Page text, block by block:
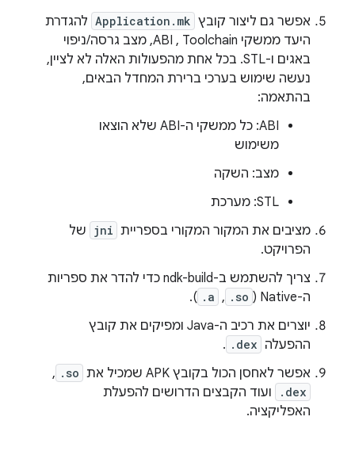
אפשר גם ליצור קובץ Application.mk להגדרת
היעד ממשקי ABI , Toolchain, מצב גרסה/ניפוי
באגים ו-STL. בכל אחת מהפעולות האלה לא לציין,
נעשה שימוש בערכי ברירת המחדל הבאים,
בהתאמה:
ABI: כל ממשקי ה-ABI שלא הוצאו
משימוש
מצב: השקה
STL: מערכת
מציבים את המקור המקורי בספריית jni של
הפרויקט.
צריך להשתמש ב-ndk-build כדי להדר את ספריות
ה-Native (
.so
,
.a
).
יוצרים את רכיב ה-Java ומפיקים את קובץ
ההפעלה .dex
.
אפשר לאחסן הכול בקובץ APK שמכיל את
.so
,
.dex
ועוד הקבצים הדרושים להפעלת
האפליקציה.